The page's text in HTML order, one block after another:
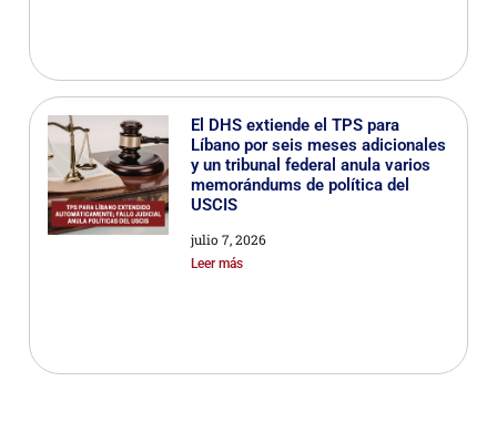
El DHS extiende el TPS para
Líbano por seis meses adicionales
y un tribunal federal anula varios
memorándums de política del
USCIS
julio 7, 2026
Leer más